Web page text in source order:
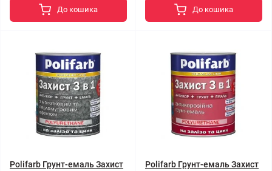
До кошика До кошика
Polifarb Грунт-емаль Захист
Polifarb Грунт-емаль Захист